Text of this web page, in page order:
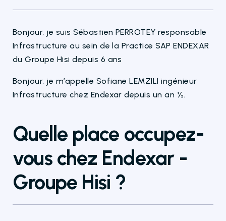
Bonjour, je suis Sébastien PERROTEY responsable
Infrastructure au sein de la Practice SAP ENDEXAR
du Groupe Hisi depuis 6 ans
Bonjour, je m’appelle Sofiane LEMZILI ingénieur
Infrastructure chez Endexar depuis un an ½.
Quelle place occupez-
vous chez Endexar -
Groupe Hisi ?